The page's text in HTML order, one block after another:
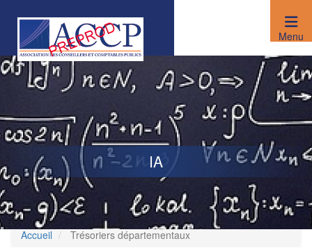
contenu
principal
IA
Menu
Accueil Trésoriers départementaux